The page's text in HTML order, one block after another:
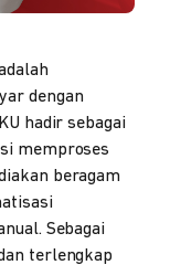
dengan
hadir sebagai
memproses
beragam
Sebagai
terlengkap